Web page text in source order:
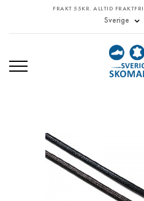
FRAKT 55KR. ALLTID
Sverige